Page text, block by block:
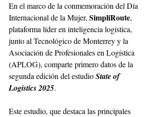
En el marco de la conmemoración del Día
Internacional de la Mujer, SimpliRoute,
plataforma líder en inteligencia logística,
junto al Tecnológico de Monterrey y la
Asociación de Profesionales en Logística
(APLOG), comparte primero datos de la
segunda edición del estudio State of
Logistics 2025.
Este estudio, que destaca las principales